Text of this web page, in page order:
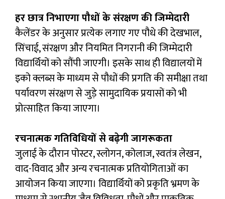
हर छात्र निभाएगा पौधों के संरक्षण की जिम्मेदारी
कैलेंडर के अनुसार प्रत्येक लगाए गए पौधे की देखभाल,
सिंचाई, संरक्षण और नियमित निगरानी की जिम्मेदारी
विद्यार्थियों को सौंपी जाएगी। इसके साथ ही विद्यालयों में
इको क्लब्स के माध्यम से पौधों की प्रगति की समीक्षा तथा
पर्यावरण संरक्षण से जुड़े सामुदायिक प्रयासों को भी
प्रोत्साहित किया जाएगा।
रचनात्मक गतिविधियों से बढ़ेगी जागरूकता
जुलाई के दौरान पोस्टर, स्लोगन, कोलाज, स्वतंत्र लेखन,
वाद-विवाद और अन्य रचनात्मक प्रतियोगिताओं का
आयोजन किया जाएगा। विद्यार्थियों को प्रकृति भ्रमण के